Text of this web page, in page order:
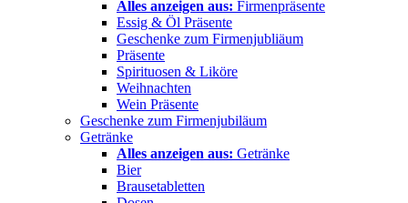
Alles anzeigen aus: Firmenpräsente
Essig & Öl Präsente
Geschenke zum Firmenjubliäum
Präsente
Spirituosen & Liköre
Weihnachten
Wein Präsente
Geschenke zum Firmenjubiläum
Getränke
Alles anzeigen aus: Getränke
Bier
Brausetabletten